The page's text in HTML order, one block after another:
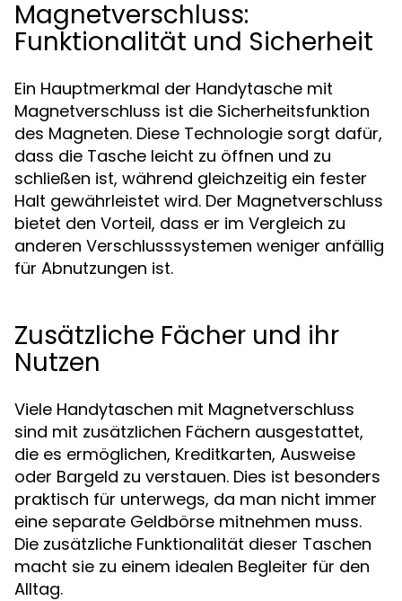
Magnetverschluss:
Funktionalität und Sicherheit
Ein Hauptmerkmal der Handytasche mit
Magnetverschluss ist die Sicherheitsfunktion
des Magneten. Diese Technologie sorgt dafür,
dass die Tasche leicht zu öffnen und zu
schließen ist, während gleichzeitig ein fester
Halt gewährleistet wird. Der Magnetverschluss
bietet den Vorteil, dass er im Vergleich zu
anderen Verschlusssystemen weniger anfällig
für Abnutzungen ist.
Zusätzliche Fächer und ihr
Nutzen
Viele Handytaschen mit Magnetverschluss
sind mit zusätzlichen Fächern ausgestattet,
die es ermöglichen, Kreditkarten, Ausweise
oder Bargeld zu verstauen. Dies ist besonders
praktisch für unterwegs, da man nicht immer
eine separate Geldbörse mitnehmen muss.
Die zusätzliche Funktionalität dieser Taschen
macht sie zu einem idealen Begleiter für den
Alltag.